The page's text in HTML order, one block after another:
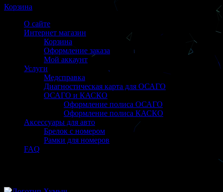
Корзина
О сайте
Интернет магазин
Корзина
Оформление заказа
Мой аккаунт
Услуги
Медсправка
Диагностическая карта для ОСАГО
ОСАГО и КАСКО
Оформление полиса ОСАГО
Оформление полиса КАСКО
Аксессуары для авто
Брелок с номером
Рамки для номеров
FAQ